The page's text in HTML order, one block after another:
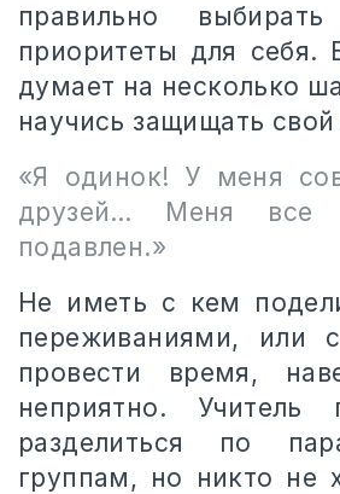
правильно
приоритеты для себя.
думает на несколько
научись защищать
«Я одинок! У меня
друзей… Меня все
подавлен.»
Не иметь с кем
переживаниями, или
провести время,
неприятно. Учитель
разделиться по
группам, но никто не